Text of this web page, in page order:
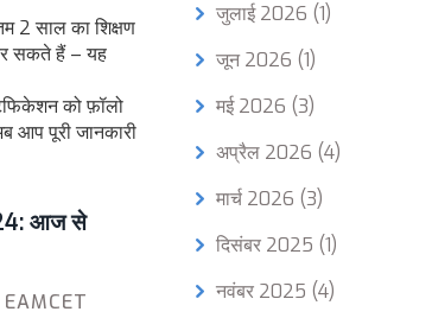
2 साल का शिक्षण
सकते हैं – यह
को फ़ॉलो
आप पूरी जानकारी
आज से
EAMCET
जुलाई 2026 (1)
जून 2026 (1)
मई 2026 (3)
अप्रैल 2026 (4)
मार्च 2026 (3)
दिसंबर 2025 (1)
नवंबर 2025 (4)